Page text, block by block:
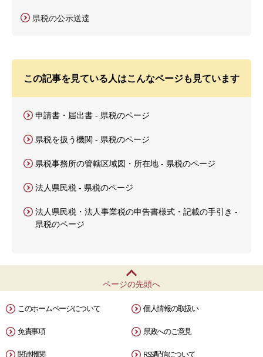
県税の公示送達
この記事を見ている人はこんなページも見ています
申請書・届出書 - 県税のページ
県税を扱う機関 - 県税のページ
県税事務所の管轄区域図・所在地 - 県税のページ
法人県民税 - 県税のページ
法人県民税・法人事業税の申告書様式・記載の手引き -
県税のページ
ページの先頭へ
このホームページについて 個人情報の取扱い
免責事項 県政へのご意見
関連機関 RSS配信について